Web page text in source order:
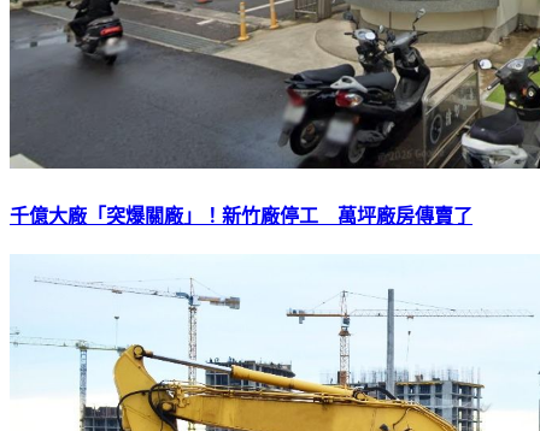
千億大廠「突爆關廠」！新竹廠停工 萬坪廠房傳賣了